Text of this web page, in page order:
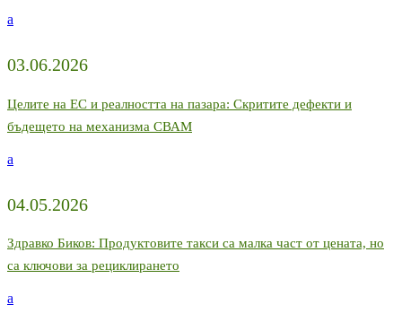
a
03.06.2026
Целите на ЕС и реалността на пазара: Скритите дефекти и
бъдещето на механизма СВАМ
a
04.05.2026
Здравко Биков: Продуктовите такси са малка част от цената, но
са ключови за рециклирането
a